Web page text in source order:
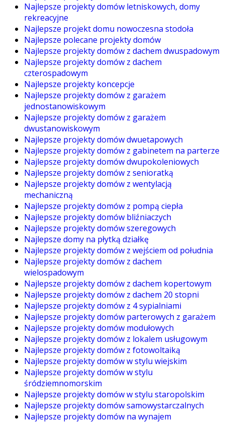
Najlepsze projekty domów letniskowych, domy
rekreacyjne
Najlepsze projekt domu nowoczesna stodoła
Najlepsze polecane projekty domów
Najlepsze projekty domów z dachem dwuspadowym
Najlepsze projekty domów z dachem
czterospadowym
Najlepsze projekty koncepcje
Najlepsze projekty domów z garażem
jednostanowiskowym
Najlepsze projekty domów z garażem
dwustanowiskowym
Najlepsze projekty domów dwuetapowych
Najlepsze projekty domów z gabinetem na parterze
Najlepsze projekty domów dwupokoleniowych
Najlepsze projekty domów z senioratką
Najlepsze projekty domów z wentylacją
mechaniczną
Najlepsze projekty domów z pompą ciepła
Najlepsze projekty domów bliźniaczych
Najlepsze projekty domów szeregowych
Najlepsze domy na płytką działkę
Najlepsze projekty domów z wejściem od południa
Najlepsze projekty domów z dachem
wielospadowym
Najlepsze projekty domów z dachem kopertowym
Najlepsze projekty domów z dachem 20 stopni
Najlepsze projekty domów z 4 sypialniami
Najlepsze projekty domów parterowych z garażem
Najlepsze projekty domów modułowych
Najlepsze projekty domów z lokalem usługowym
Najlepsze projekty domów z fotowoltaiką
Najlepsze projekty domów w stylu wiejskim
Najlepsze projekty domów w stylu
śródziemnomorskim
Najlepsze projekty domów w stylu staropolskim
Najlepsze projekty domów samowystarczalnych
Najlepsze projekty domów na wynajem